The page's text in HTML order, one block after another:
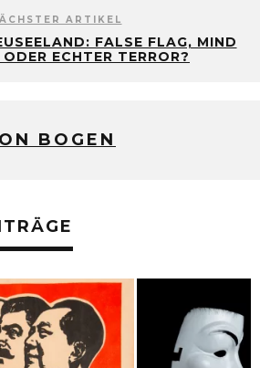
ARTIKEL
FALSE FLAG, MIND
ECHTER TERROR?
BOGEN